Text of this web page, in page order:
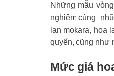
Những mẫu
nghiệm cùng
lan mokara, hoa
quyến, cũng như
Mức giá